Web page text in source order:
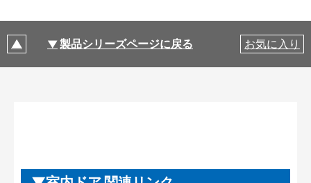
製品シリーズページに戻る お気に入り